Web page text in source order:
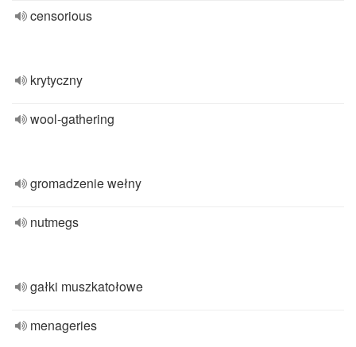
censorious
krytyczny
wool-gathering
gromadzenie wełny
nutmegs
gałki muszkatołowe
menageries